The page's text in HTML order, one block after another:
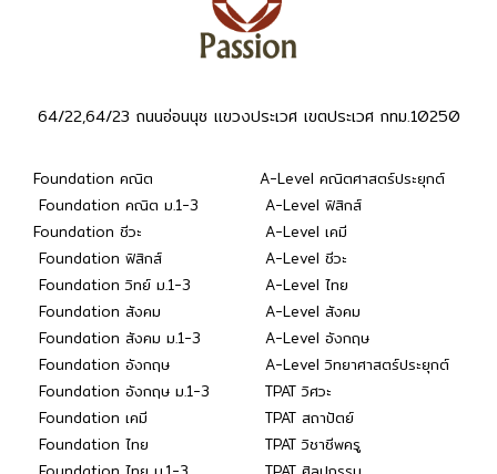
64/22,64/23 ถนนอ่อนนุช แขวงประเวศ เขตประเวศ กทม.10250
Foundation คณิต
Foundation คณิต ม.1-3
Foundation ชีวะ
Foundation ฟิสิกส์
Foundation วิทย์ ม.1-3
Foundation สังคม
Foundation สังคม ม.1-3
Foundation อังกฤษ
Foundation อังกฤษ ม.1-3
Foundation เคมี
Foundation ไทย
A-Level คณิตศาสตร์ประยุกต์
A-Level ฟิสิกส์
A-Level เคมี
A-Level ชีวะ
A-Level ไทย
A-Level สังคม
A-Level อังกฤษ
A-Level วิทยาศาสตร์ประยุกต์
TPAT วิศวะ
TPAT สถาปัตย์
TPAT วิชาชีพครู